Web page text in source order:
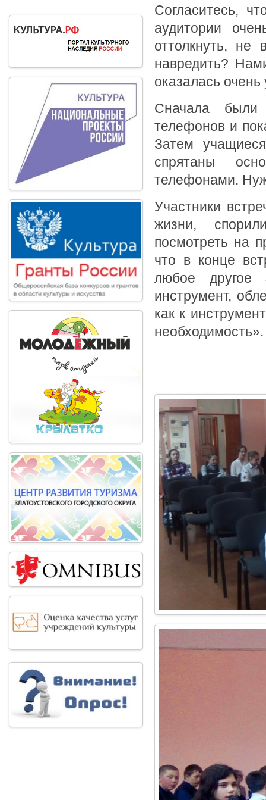
Согласитесь,
аудитории
оттолкнуть,
навредить?
оказалась
Сначала были
телефонов и
Затем
спрятаны
телефонами.
Участники
жизни,
посмотреть на
что в конце
любое другое
инструмент,
как к
необходимость».